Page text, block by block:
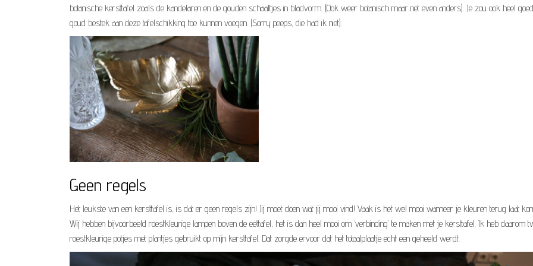
botanische kersttafel zoals de kandelaren en de gouden schaaltjes in bladvorm. (Ook weer botanisch maar net even anders). Je zou ook heel
goud bestek aan deze tafelschikking toe kunnen voegen. (Sorry peeps, die had ik niet).
Geen regels
Het leukste van een kersttafel is, is dat er geen regels zijn! Jij moet doen wat jij mooi vind! Vaak is het wel mooi wanneer je kleuren terug laat
Wij hebben bijvoorbeeld roestkleurige lampen boven de eettafel, het is dan heel mooi om ‘verbinding’ te maken met je kersttafel. Ik heb daarom
roestkleurige potjes met plantjes gebruikt op mijn kersttafel. Dat zorgde ervoor dat het totaalplaatje echt een geheeld werdt.